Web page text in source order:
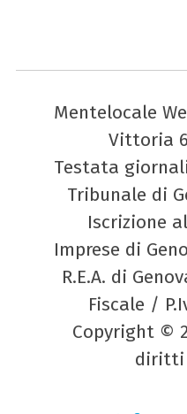
Mentelocale
Vittoria
Testata
Tribunale di
Iscrizione
Imprese di
R.E.A. di
Fiscale /
Copyright ©
diritti